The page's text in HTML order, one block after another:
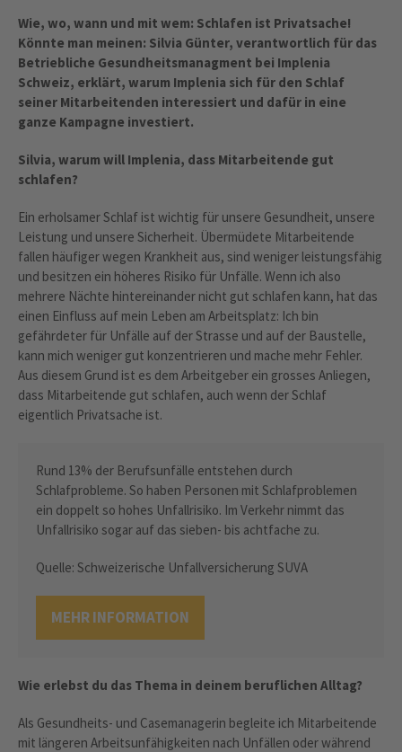
Wie, wo, wann und mit wem: Schlafen ist Privatsache!
Könnte man meinen: Silvia Günter, verantwortlich für das
Betriebliche Gesundheitsmanagment bei Implenia
Schweiz, erklärt, warum Implenia sich für den Schlaf
seiner Mitarbeitenden interessiert und dafür in eine
ganze Kampagne investiert.
Silvia, warum will Implenia, dass Mitarbeitende gut
schlafen?
Ein erholsamer Schlaf ist wichtig für unsere Gesundheit, unsere
Leistung und unsere Sicherheit. Übermüdete Mitarbeitende
fallen häufiger wegen Krankheit aus, sind weniger leistungsfähig
und besitzen ein höheres Risiko für Unfälle. Wenn ich also
mehrere Nächte hintereinander nicht gut schlafen kann, hat das
einen Einfluss auf mein Leben am Arbeitsplatz: Ich bin
gefährdeter für Unfälle auf der Strasse und auf der Baustelle,
kann mich weniger gut konzentrieren und mache mehr Fehler.
Aus diesem Grund ist es dem Arbeitgeber ein grosses Anliegen,
dass Mitarbeitende gut schlafen, auch wenn der Schlaf
eigentlich Privatsache ist.
Rund 13% der Berufsunfälle entstehen durch
Schlafprobleme. So haben Personen mit Schlafproblemen
ein doppelt so hohes Unfallrisiko. Im Verkehr nimmt das
Unfallrisiko sogar auf das sieben- bis achtfache zu.
Quelle: Schweizerische Unfallversicherung SUVA
MEHR INFORMATION
Wie erlebst du das Thema in deinem beruflichen Alltag?
Als Gesundheits- und Casemanagerin begleite ich Mitarbeitende
mit längeren Arbeitsunfähigkeiten nach Unfällen oder während